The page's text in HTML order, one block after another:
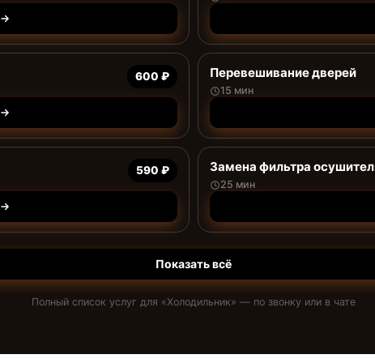
600 ₽ Перевешивание дверей
15 мин
590 ₽ Замена фильтра
25 мин
Показать всё
Полный список услуг для «Холодильник» — по звонку или в чате